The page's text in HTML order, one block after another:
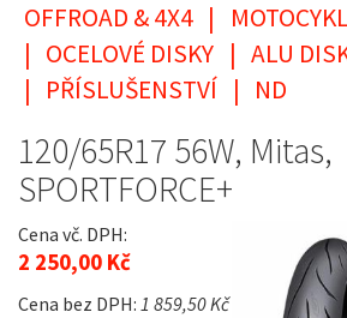
OFFROAD & 4X4 |
| OCELOVÉ DISKY | ALU
| PŘÍSLUŠENSTVÍ | ND
120/65R17 56W, Mitas,
SPORTFORCE+
Cena vč. DPH:
2 250,00 Kč
Cena bez DPH: 1 859,50 Kč